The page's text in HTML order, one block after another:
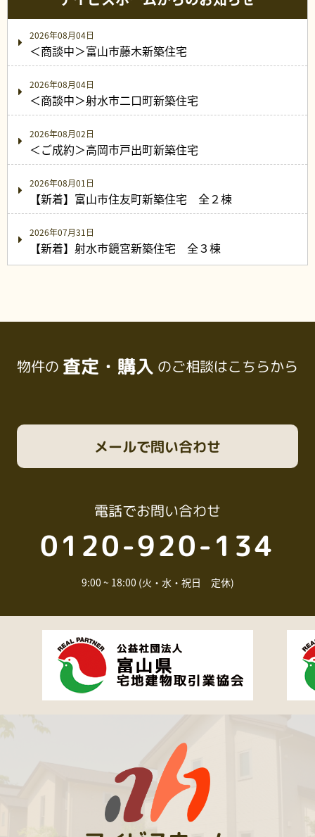
2026年08月04日
＜商談中＞富山市藤木新築住宅
2026年08月04日
＜商談中＞射水市二口町新築住宅
2026年08月02日
＜ご成約＞高岡市戸出町新築住宅
2026年08月01日
【新着】富山市住友町新築住宅 全２棟
2026年07月31日
【新着】射水市鏡宮新築住宅 全３棟
物件の 査定・購入 のご相談はこちらから
電話でお問い合わせ
0120-920-134
9:00 ~ 18:00 (火・水・祝日 定休)
メールで問い合わせ